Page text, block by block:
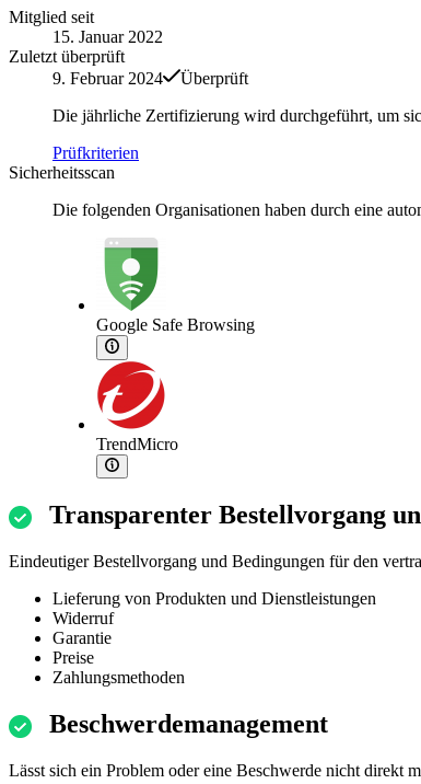
Mitglied seit
15. Januar 2022
Zuletzt überprüft
9. Februar 2024
Überprüft
Die jährliche Zertifizierung wird durchgeführt, um
Prüfkriterien
Sicherheitsscan
Die folgenden Organisationen haben durch eine
Google Safe Browsing
TrendMicro
Transparenter Bestellvorgang
Eindeutiger Bestellvorgang und Bedingungen für den
Lieferung von Produkten und Dienstleistungen
Widerruf
Garantie
Preise
Zahlungsmethoden
Beschwerdemanagement
Lässt sich ein Problem oder eine Beschwerde nicht direkt